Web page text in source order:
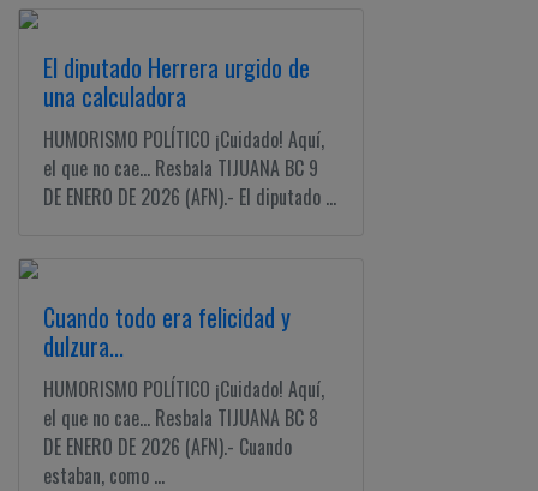
El diputado Herrera urgido de
una calculadora
HUMORISMO POLÍTICO ¡Cuidado! Aquí,
el que no cae... Resbala TIJUANA BC 9
DE ENERO DE 2026 (AFN).- El diputado ...
Cuando todo era felicidad y
dulzura...
HUMORISMO POLÍTICO ¡Cuidado! Aquí,
el que no cae... Resbala TIJUANA BC 8
DE ENERO DE 2026 (AFN).- Cuando
estaban, como ...